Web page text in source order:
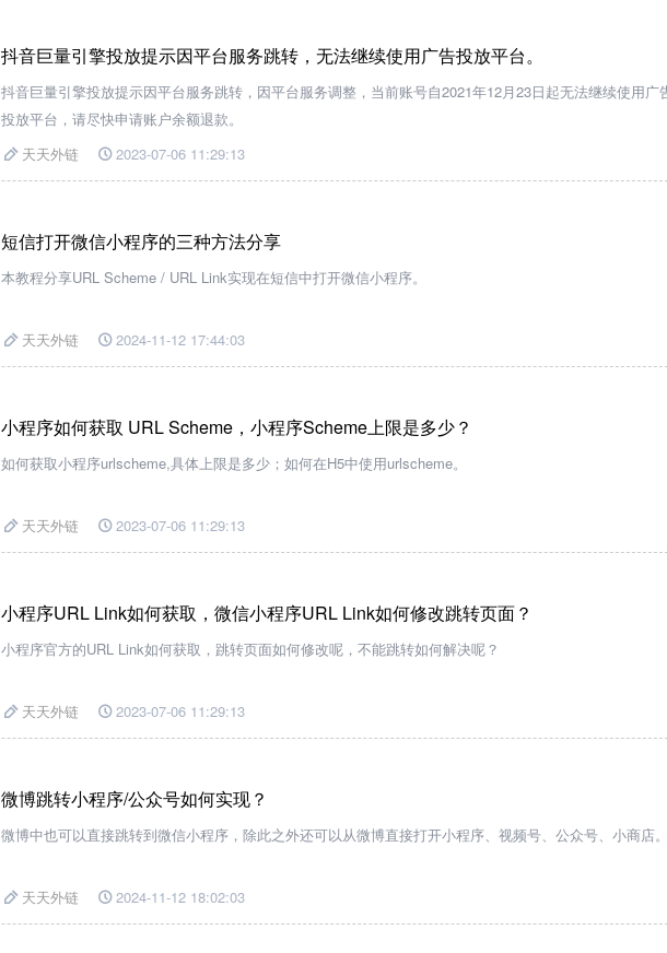
抖音巨量引擎投放提示因平台服务跳转，无法继续使用广告投放平台。
抖音巨量引擎投放提示因平台服务跳转，因平台服务调整，当前账号自2021年12月23日起无法继续使用广
投放平台，请尽快申请账户余额退款。
天天外链
2023-07-06 11:29:13
短信打开微信小程序的三种方法分享
本教程分享URL Scheme / URL Link实现在短信中打开微信小程序。
天天外链 2024-11-12 17:44:03
小程序如何获取 URL Scheme，小程序Scheme上限是多少？
如何获取小程序urlscheme,具体上限是多少；如何在H5中使用urlscheme。
天天外链 2023-07-06 11:29:13
小程序URL Link如何获取，微信小程序URL Link如何修改跳转页面？
小程序官方的URL Link如何获取，跳转页面如何修改呢，不能跳转如何解决呢？
天天外链 2023-07-06 11:29:13
微博跳转小程序/公众号如何实现？
微博中也可以直接跳转到微信小程序，除此之外还可以从微博直接打开小程序、视频号、公众号、小商店
天天外链 2024-11-12 18:02:03